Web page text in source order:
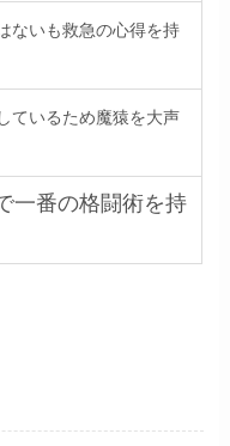
ないも救急の心得を持
ているため魔猿を大声
一番の格闘術を持